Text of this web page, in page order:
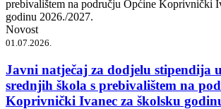
Novost
01.07.2026.
Javni natječaj za dodjelu stipendija
srednjih škola s prebivalištem na
Koprivnički Ivanec za školsku